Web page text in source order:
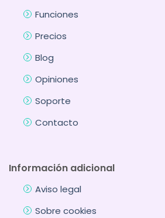
Funciones
Precios
Blog
Opiniones
Soporte
Contacto
Información adicional
Aviso legal
Sobre cookies